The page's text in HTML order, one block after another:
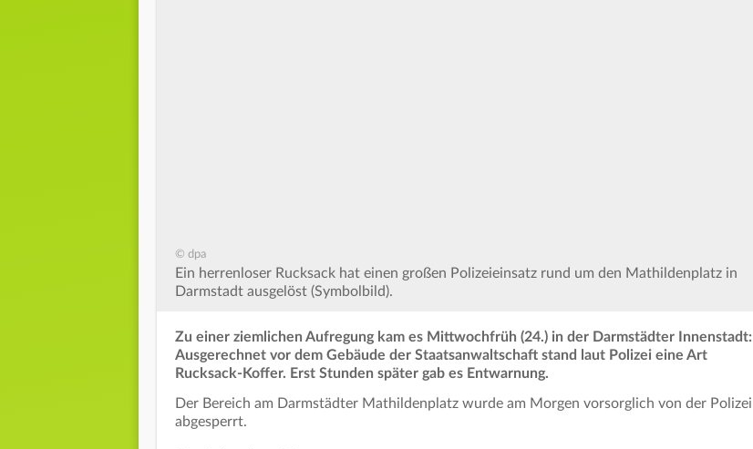
© dpa
Ein herrenloser Rucksack hat einen großen Polizeieinsatz rund um den Mathildenplatz in
Darmstadt ausgelöst (Symbolbild).
Zu einer ziemlichen Aufregung kam es Mittwochfrüh (24.) in der Darmstädter Innenstadt:
Ausgerechnet vor dem Gebäude der Staatsanwaltschaft stand laut Polizei eine Art
Rucksack-Koffer. Erst Stunden später gab es Entwarnung.
Der Bereich am Darmstädter Mathildenplatz wurde am Morgen vorsorglich von der Polizei
abgesperrt.